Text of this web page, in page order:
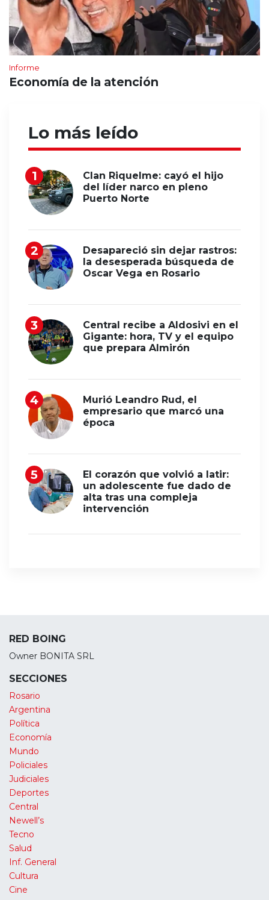
Informe
Economía de la atención
Lo más leído
Clan Riquelme: cayó el hijo
del líder narco en pleno
Puerto Norte
Desapareció sin dejar rastros:
la desesperada búsqueda de
Oscar Vega en Rosario
Central recibe a Aldosivi en el
Gigante: hora, TV y el equipo
que prepara Almirón
Murió Leandro Rud, el
empresario que marcó una
época
El corazón que volvió a latir:
un adolescente fue dado de
alta tras una compleja
intervención
RED BOING
Owner BONITA SRL
SECCIONES
Rosario
Argentina
Política
Economía
Mundo
Policiales
Judiciales
Deportes
Central
Newell’s
Tecno
Salud
Inf. General
Cultura
Cine